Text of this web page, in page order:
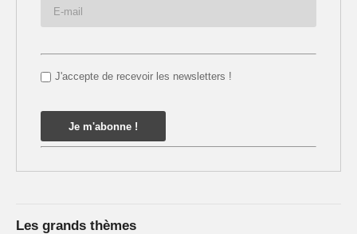
J'accepte de recevoir les newsletters !
Les grands thèmes